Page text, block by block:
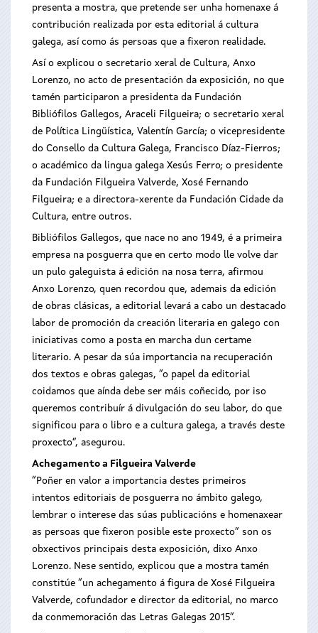
presenta a mostra, que pretende ser unha homenaxe á
contribución realizada por esta editorial á cultura
galega, así como ás persoas que a fixeron realidade.
Así o explicou o secretario xeral de Cultura, Anxo
Lorenzo, no acto de presentación da exposición, no que
tamén participaron a presidenta da Fundación
Bibliófilos Gallegos, Araceli Filgueira; o secretario xeral
de Política Lingüística, Valentín García; o vicepresidente
do Consello da Cultura Galega, Francisco Díaz-Fierros;
o académico da lingua galega Xesús Ferro; o presidente
da Fundación Filgueira Valverde, Xosé Fernando
Filgueira; e a directora-xerente da Fundación Cidade da
Cultura, entre outros.
Bibliófilos Gallegos, que nace no ano 1949, é a primeira
empresa na posguerra que en certo modo lle volve dar
un pulo galeguista á edición na nosa terra, afirmou
Anxo Lorenzo, quen recordou que, ademais da edición
de obras clásicas, a editorial levará a cabo un destacado
labor de promoción da creación literaria en galego con
iniciativas como a posta en marcha dun certame
literario. A pesar da súa importancia na recuperación
dos textos e obras galegas, “o papel da editorial
coidamos que aínda debe ser máis coñecido, por iso
queremos contribuír á divulgación do seu labor, do que
significou para o libro e a cultura galega, a través deste
proxecto”, asegurou.
Achegamento a Filgueira Valverde
“Poñer en valor a importancia destes primeiros
intentos editoriais de posguerra no ámbito galego,
lembrar o interese das súas publicacións e homenaxear
as persoas que fixeron posible este proxecto” son os
obxectivos principais desta exposición, dixo Anxo
Lorenzo. Nese sentido, explicou que a mostra tamén
constitúe “un achegamento á figura de Xosé Filgueira
Valverde, cofundador e director da editorial, no marco
da conmemoración das Letras Galegas 2015”.